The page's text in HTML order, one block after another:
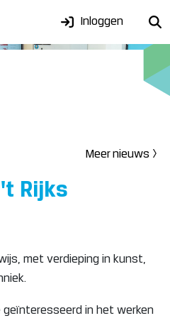
Inloggen
Meer nieuws >
Rijks
met verdieping in kunst,
geïnteresseerd in het werken